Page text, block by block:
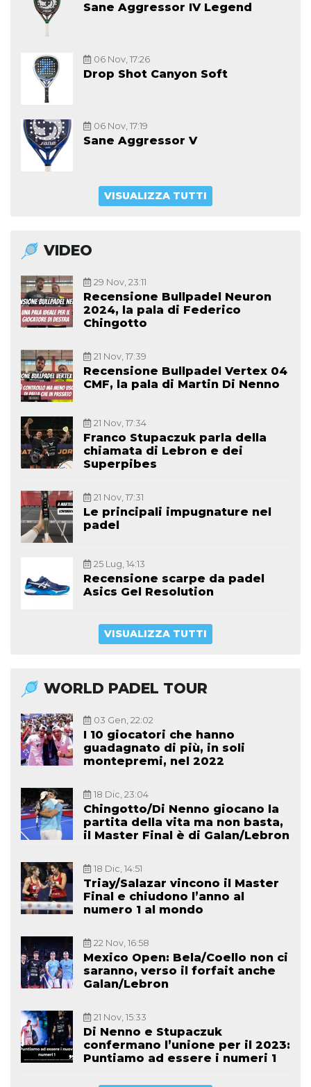
Sane Aggressor IV Legend
06 Nov, 17:26
Drop Shot Canyon Soft
06 Nov, 17:19
Sane Aggressor V
VISUALIZZA TUTTI
VIDEO
29 Nov, 23:11
Recensione Bullpadel Neuron
2024, la pala di Federico
Chingotto
21 Nov, 17:39
Recensione Bullpadel Vertex 04
CMF, la pala di Martin Di Nenno
21 Nov, 17:34
Franco Stupaczuk parla della
chiamata di Lebron e dei
Superpibes
21 Nov, 17:31
Le principali impugnature nel
padel
25 Lug, 14:13
Recensione scarpe da padel
Asics Gel Resolution
VISUALIZZA TUTTI
WORLD PADEL TOUR
03 Gen, 22:02
I 10 giocatori che hanno
guadagnato di più, in soli
montepremi, nel 2022
18 Dic, 23:04
Chingotto/Di Nenno giocano la
partita della vita ma non basta,
il Master Final è di Galan/Lebron
18 Dic, 14:51
Triay/Salazar vincono il Master
Final e chiudono l’anno al
numero 1 al mondo
22 Nov, 16:58
Mexico Open: Bela/Coello non ci
saranno, verso il forfait anche
Galan/Lebron
21 Nov, 15:33
Di Nenno e Stupaczuk
confermano l’unione per il 2023:
Puntiamo ad essere i numeri 1